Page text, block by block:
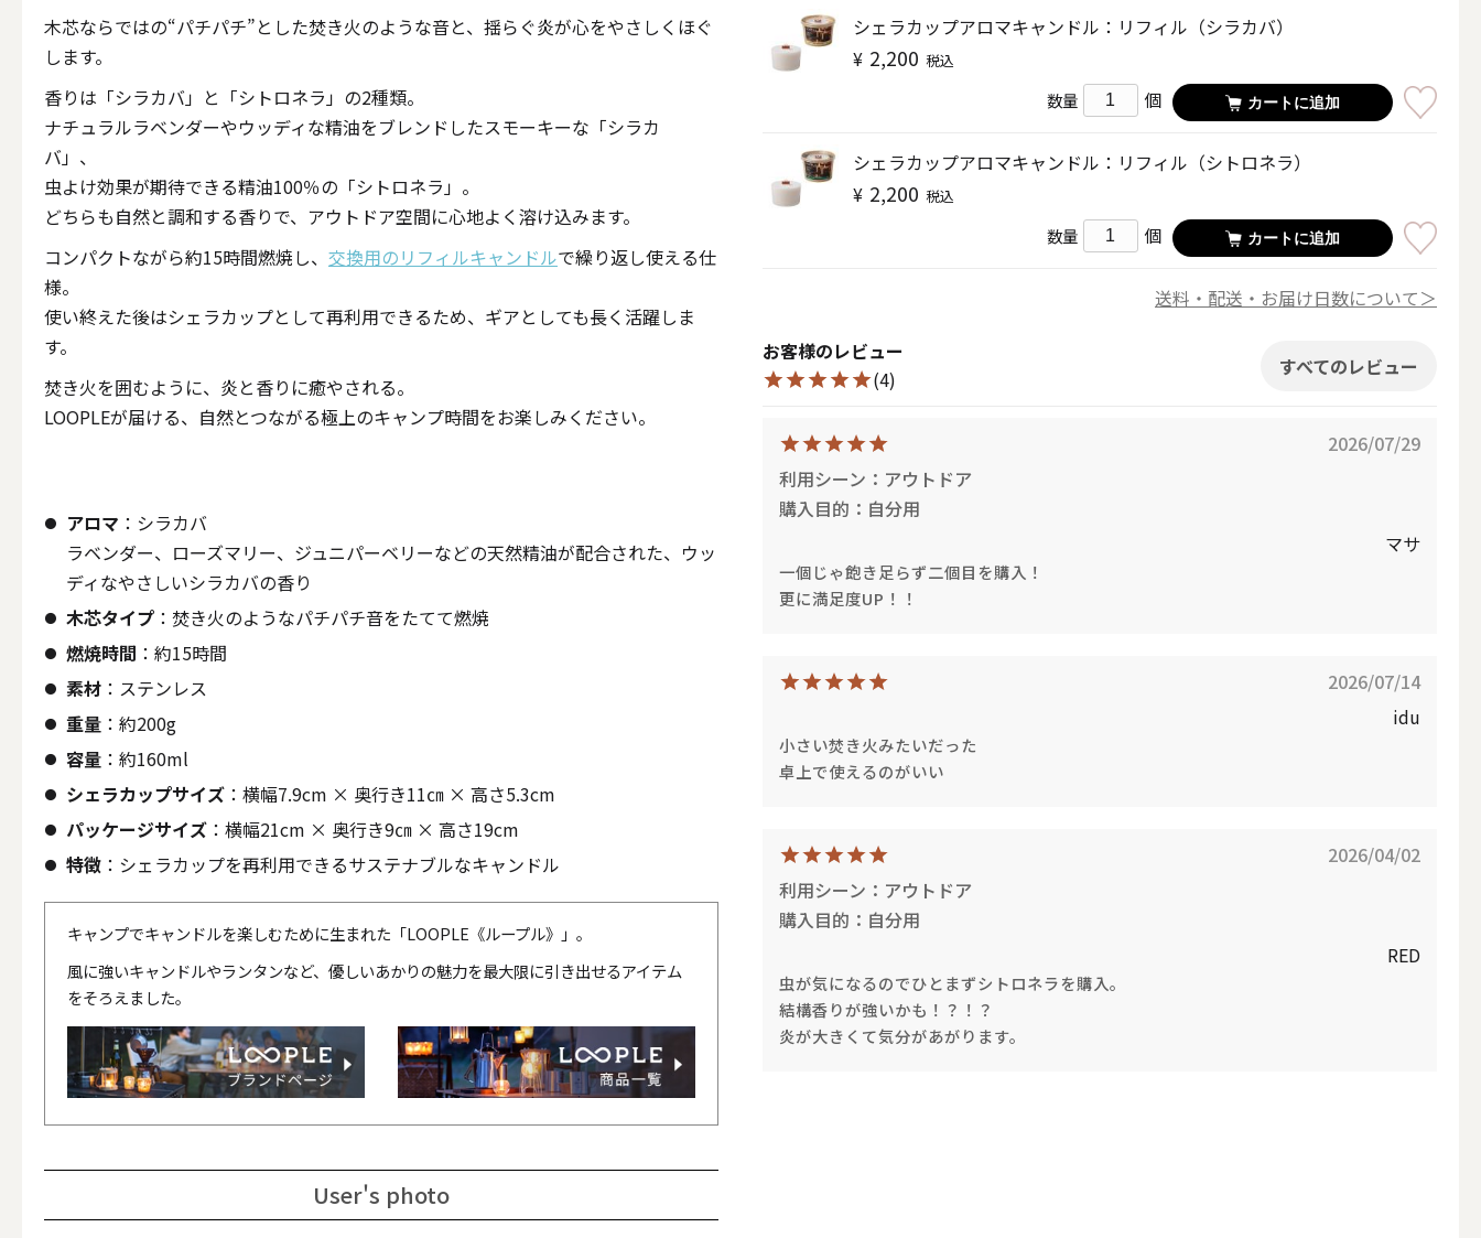
ランタン
キャンドル・ホルダーセット
ALL
点火・消火ツール
その他
キャンドルグッズ
（形から選ぶ）キャンドル
ボールキャンドル
木芯ならではの“パチパチ”とした焚き火のような音と、揺らぐ炎が心をやさしくほぐ
します。
香りは「シラカバ」と「シトロネラ」の2種類。
ナチュラルラベンダーやウッディな精油をブレンドしたスモーキーな「シラカ
バ」、
虫よけ効果が期待できる精油100％の「シトロネラ」。
どちらも自然と調和する香りで、アウトドア空間に心地よく溶け込みます。
コンパクトながら約15時間燃焼し、 交換用のリフィルキャンドルで繰り返し使える仕
様。
使い終えた後はシェラカップとして再利用できるため、ギアとしても長く活躍しま
す。
焚き火を囲むように、炎と香りに癒やされる。
LOOPLEが届ける、自然とつながる極上のキャンプ時間をお楽しみください。
アロマ ：シラカバ
ラベンダー、ローズマリー、ジュニパーベリーなどの天然精油が配合された、ウッ
ディなやさしいシラカバの香り
木芯タイプ ：焚き火のようなパチパチ音をたてて燃焼
燃焼時間 ：約15時間
素材 ：ステンレス
重量 ：約200g
容量 ：約160ml
シェラカップサイズ ： 横幅7.9cm × 奥行き11㎝ × 高さ5.3cm
パッケージサイズ ：横幅21cm × 奥行き9㎝ × 高さ19cm
特徴 ：シェラカップを再利用できるサステナブルなキャンドル
キャンプでキャンドルを楽しむために生まれた「LOOPLE《ループル》」。
風に強いキャンドルやランタンなど、優しいあかりの魅力を最大限に引き出せるアイテム
をそろえました。
User's photo
シェラカップアロマキャンドル：リフィル（シラカバ）
¥ 2,200 税込
数量 個 カートに追加
シェラカップアロマキャンドル：リフィル（シトロネラ）
¥ 2,200 税込
数量 個 カートに追加
送料・配送・お届け日数について＞
お客様のレビュー
(4)
すべてのレビュー
2026/07/29
利用シーン：アウトドア
購入目的：自分用
マサ
一個じゃ飽き足らず二個目を購入！
更に満足度UP！！
2026/07/14
idu
小さい焚き火みたいだった
卓上で使えるのがいい
2026/04/02
利用シーン：アウトドア
購入目的：自分用
RED
虫が気になるのでひとまずシトロネラを購入。
結構香りが強いかも！？！？
炎が大きくて気分があがります。